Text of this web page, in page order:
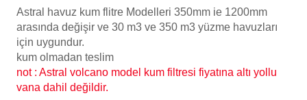
Dezenfeksiyon
Havuz Güvenlik
Astral havuz kum flitre Modelleri 350mm ie 1200mm
arasında değişir ve 30 m3 ve 350 m3 yüzme havuzları
için uygundur.
kum olmadan teslim
not : Astral volcano model kum filtresi fiyatına altı yollu
vana dahil değildir.